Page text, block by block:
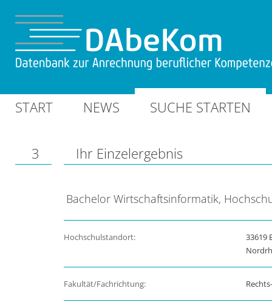
START NEWS SUCHE STARTEN
3 Ihr Einzelergebnis
Bachelor Wirtschaftsinformatik,
Hochschulstandort:
33619
Fakultät/Fachrichtung: